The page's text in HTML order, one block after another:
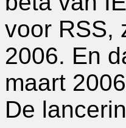
voor RSS,
2006. En
maart
De